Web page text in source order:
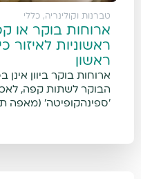
טברנות וקולינריה, כללי
ארוחות בוקר או
ראשוניות לאיזור
ראשון
ארוחות בוקר ביוון אינן
הבוקר לשתות קפה,
'ספינהקופיטה' (מאפה